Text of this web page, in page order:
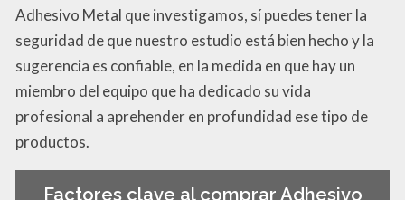
Adhesivo Metal que investigamos, sí puedes tener la
seguridad de que nuestro estudio está bien hecho y la
sugerencia es confiable, en la medida en que hay un
miembro del equipo que ha dedicado su vida
profesional a aprehender en profundidad ese tipo de
productos.
Factores clave al comprar Adhesivo